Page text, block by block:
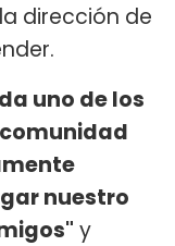
dirección de
uno de los
nuestro
y